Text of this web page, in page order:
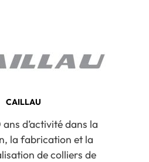
CAILLAU
ans d’activité dans la
la fabrication et la
de colliers de